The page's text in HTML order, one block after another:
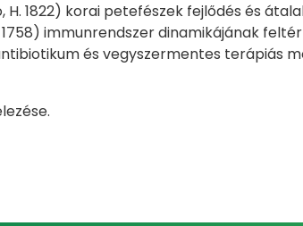
H. 1822) korai petefészek fejlődés és
1758) immunrendszer dinamikájának
és vegyszermentes terápiás